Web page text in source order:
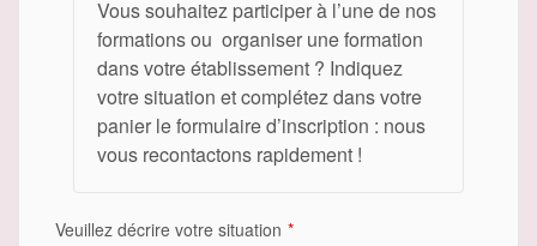
Vous souhaitez participer à l’une de nos
formations ou organiser une formation
dans votre établissement ? Indiquez
votre situation et complétez dans votre
panier le formulaire d’inscription : nous
vous recontactons rapidement !
Veuillez décrire votre situation